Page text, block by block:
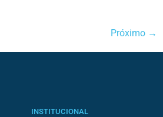
Próximo →
INSTITUCIONAL